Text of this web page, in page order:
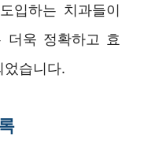
입하는 치과들이
더욱 정확하고 효
었습니다.